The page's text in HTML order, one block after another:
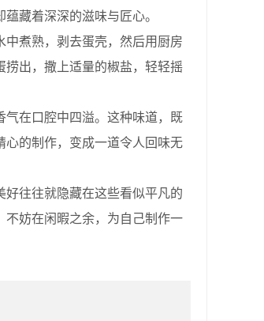
藏着深深的滋味与匠心。
煮熟，剥去蛋壳，然后用厨房
捞出，撒上适量的椒盐，轻轻摇
在口腔中四溢。这种味道，既
心的制作，变成一道令人回味无
往往就隐藏在这些看似平凡的
不妨在闲暇之余，为自己制作一